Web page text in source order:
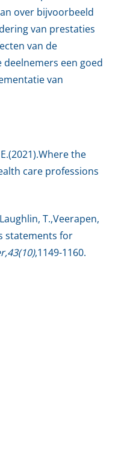
over bijvoorbeeld
van prestaties
van de
een goed
van
the
care professions
T.,Veerapen,
statements for
,1149-1160.